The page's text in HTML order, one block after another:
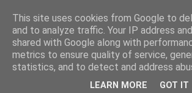
Pullollinen
This site uses cookies from Google to
and to analyze traffic. Your IP address
shared with Google along with
metrics to ensure quality of service,
statistics, and to detect and address
LEARN MORE GOT IT